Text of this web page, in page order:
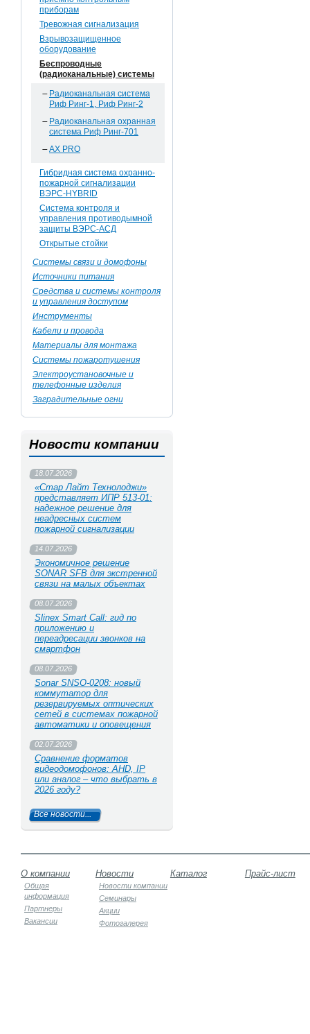
приборам
Тревожная сигнализация
Взрывозащищенное
оборудование
Беспроводные
(радиоканальные) системы
Радиоканальная система
Риф Ринг-1, Риф Ринг-2
Радиоканальная охранная
система Риф Ринг-701
AX PRO
Гибридная система охранно-
пожарной сигнализации
ВЭРС-HYBRID
Система контроля и
управления противодымной
защиты ВЭРС-АСД
Открытые стойки
Системы связи и домофоны
Источники питания
Средства и системы контроля
и управления доступом
Инструменты
Кабели и провода
Материалы для монтажа
Системы пожаротушения
Электроустановочные и
телефонные изделия
Заградительные огни
Новости компании
18.07.2026
«Стар Лайт Технолоджи»
представляет ИПР 513‑01:
надежное решение для
неадресных систем
пожарной сигнализации
14.07.2026
Экономичное решение
SONAR SFB для экстренной
связи на малых объектах
08.07.2026
Slinex Smart Call: гид по
приложению и
переадресации звонков на
смартфон
08.07.2026
Sonar SNSO-0208: новый
коммутатор для
резервируемых оптических
сетей в системах пожарной
автоматики и оповещения
02.07.2026
Сравнение форматов
видеодомофонов: AHD, IP
или аналог – что выбрать в
2026 году?
Все новости...
О компании
Общая
информация
Партнеры
Вакансии
Новости
Новости компании
Семинары
Акции
Фотогалерея
Каталог Прайс-лист